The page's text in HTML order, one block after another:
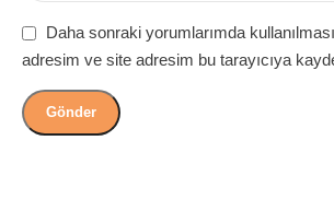
Daha sonraki yorumlarımda
adresim ve site adresim bu tarayıcıya